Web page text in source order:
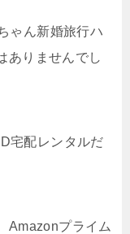
ゃん新婚旅行ハ
ありませんでし
宅配レンタルだ
Amazonプライム